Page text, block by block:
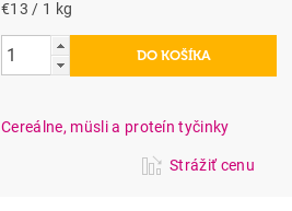
€13 / 1 kg
Cereálne, müsli a proteín tyčinky
Strážiť cenu